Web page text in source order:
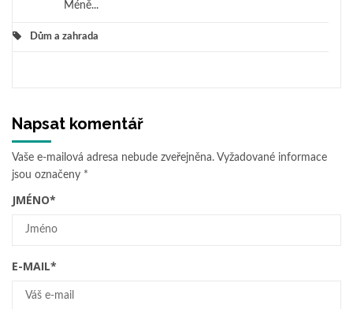
Méně...
Dům a zahrada
Napsat komentář
Vaše e-mailová adresa nebude zveřejněna. Vyžadované informace
jsou označeny *
JMÉNO*
E-MAIL*